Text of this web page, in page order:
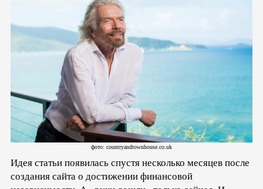
фото: countryandtownhouse.co.uk
Идея статьи появилась спустя несколько месяцев после
создания сайта о достижении финансовой